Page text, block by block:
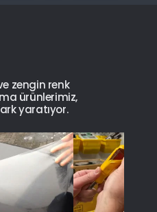
zengin renk
ürünlerimiz,
yaratıyor.